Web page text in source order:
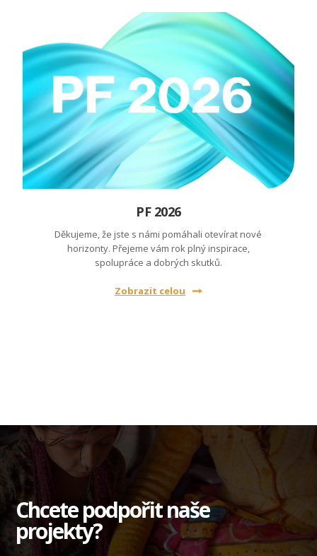
PF 2026
Děkujeme, že jste s námi pomáhali otevírat nové
horizonty. Přejeme vám rok plný inspirace,
spolupráce a dobrých skutků.
Zobrazit celou
Chcete podpořit naše
projekty?